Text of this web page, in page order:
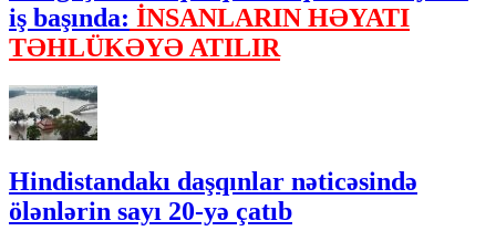
iş başında: İNSANLARIN HƏYATI
TƏHLÜKƏYƏ ATILIR
Hindistandakı daşqınlar nəticəsində
ölənlərin sayı 20-yə çatıb